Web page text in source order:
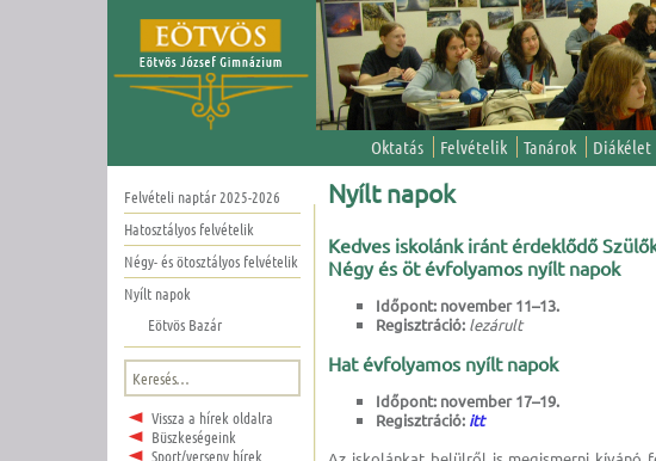
Oktatás Felvételik Tanárok Diákélet
Felvételi naptár 2025-2026
Hatosztályos felvételik
Négy- és ötosztályos felvételik
Nyílt napok
Eötvös Bazár
Keresés:
Vissza a hírek oldalra
Büszkeségeink
Sport/verseny hírek
Nyílt napok
Kedves iskolánk iránt érdeklődő
Négy és öt évfolyamos nyílt napok
Időpont: november 11–13.
Regisztráció: lezárult
Hat évfolyamos nyílt napok
Időpont: november 17–19.
Regisztráció: itt